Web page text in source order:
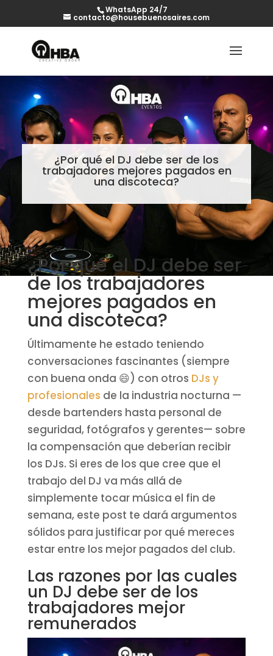
WhatsApp 24/7
contacto@housebuenosaires.com
¿Por qué el DJ debe ser de los
trabajadores mejores pagados en
una discoteca?
¿Por qué el DJ debe ser
de los trabajadores
mejores pagados en
una discoteca?
Últimamente he estado teniendo
conversaciones fascinantes (siempre
con buena onda 😄) con otros DJs y
profesionales de la industria nocturna —
desde bartenders hasta personal de
seguridad, fotógrafos y gerentes— sobre
la compensación que deberían recibir
los DJs. Si eres de los que cree que el
trabajo del DJ va más allá de
simplemente tocar música el fin de
semana, este post te dará argumentos
sólidos para justificar por qué mereces
estar entre los mejor pagados del club.
Las razones por las cuales
un DJ debe ser de los
trabajadores mejor
remunerados